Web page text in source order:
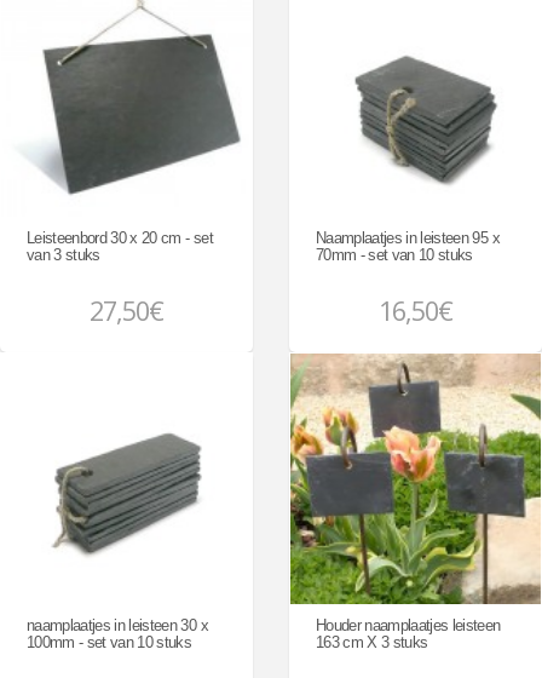
Leisteenbord 30 x 20 cm - set
van 3 stuks
27,50€
Naamplaatjes in leisteen 95 x
70mm - set van 10 stuks
16,50€
naamplaatjes in leisteen 30 x
100mm - set van 10 stuks
Houder naamplaatjes leisteen
163 cm X 3 stuks